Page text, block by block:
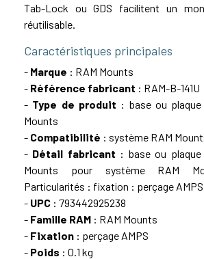
Tab-Lock ou GDS facilitent un
réutilisable.
Caractéristiques principales
- Marque : RAM Mounts
- Référence fabricant : RAM-B-141U
- Type de produit : base ou
Mounts
- Compatibilité : système RAM
- Détail fabricant : base ou
Mounts pour système RAM
Particularités : fixation : perçage AMPS.
- UPC : 793442925238
- Famille RAM : RAM Mounts
- Fixation : perçage AMPS
- Poids : 0.1 kg